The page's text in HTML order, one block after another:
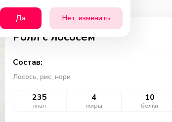
Да Нет, изменить
Ролл с лососем
Состав:
Лосось, рис, нори
235
ккал
4
жиры
10
белки